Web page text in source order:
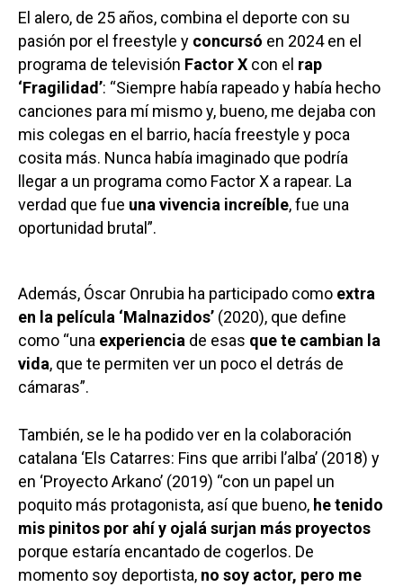
El alero, de 25 años, combina el deporte con su
pasión por el freestyle y concursó en 2024 en el
programa de televisión Factor X con el rap
‘Fragilidad’: “Siempre había rapeado y había hecho
canciones para mí mismo y, bueno, me dejaba con
mis colegas en el barrio, hacía freestyle y poca
cosita más. Nunca había imaginado que podría
llegar a un programa como Factor X a rapear. La
verdad que fue una vivencia increíble, fue una
oportunidad brutal”.
Además, Óscar Onrubia ha participado como extra
en la película ‘Malnazidos’ (2020), que define
como “una experiencia de esas que te cambian la
vida, que te permiten ver un poco el detrás de
cámaras”.
También, se le ha podido ver en la colaboración
catalana ‘Els Catarres: Fins que arribi l’alba’ (2018) y
en ‘Proyecto Arkano’ (2019) “con un papel un
poquito más protagonista, así que bueno, he tenido
mis pinitos por ahí y ojalá surjan más proyectos
porque estaría encantado de cogerlos. De
momento soy deportista, no soy actor, pero me